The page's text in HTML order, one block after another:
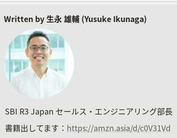
Written by 生永 雄輔 (Yusuke Ikunaga)
SBI R3 Japan セールス・エンジニアリング部長
書籍出してます： https://amzn.asia/d/c0V31Vd